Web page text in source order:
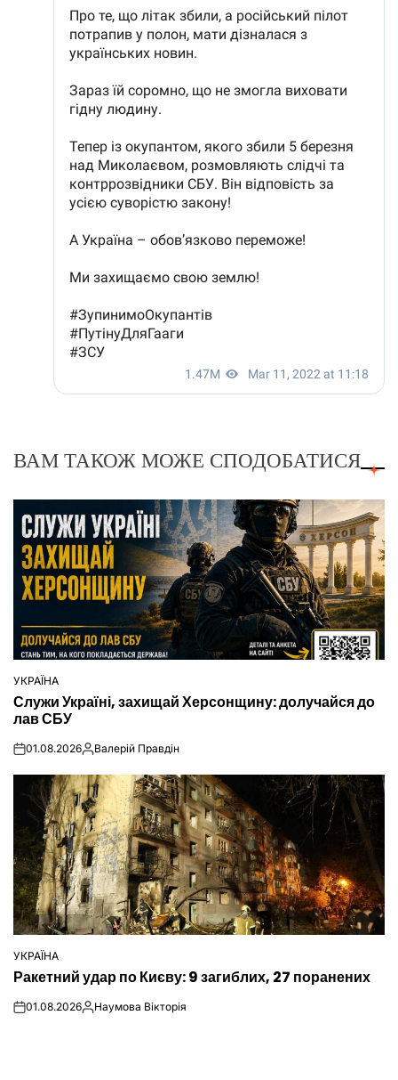
ВАМ ТАКОЖ МОЖЕ СПОДОБАТИСЯ
ОПУБЛІКУВАТИ
У
УКРАЇНА
Служи Україні, захищай Херсонщину: долучайся до
лав СБУ
on01.08.2026Опубліковано
Валерій Правдін
ОПУБЛІКУВАТИ
У
УКРАЇНА
Ракетний удар по Києву: 9 загиблих, 27 поранених
on01.08.2026Опубліковано
Наумова Вікторія